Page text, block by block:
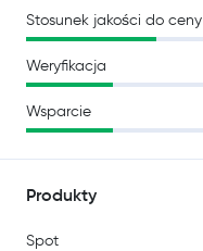
Stosunek jakości do ceny
Weryfikacja
Wsparcie
Produkty
Spot